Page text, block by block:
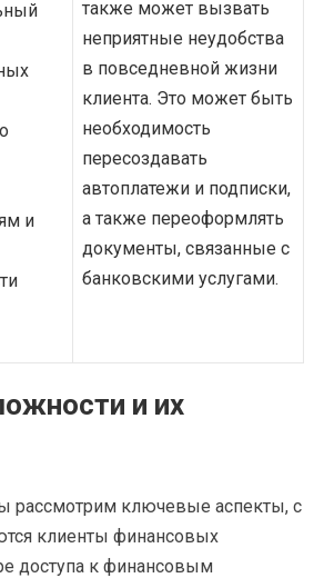
и
также может вызвать
неприятные неудобства
в повседневной жизни
клиента. Это может быть
необходимость
пересоздавать
автоплатежи и подписки,
а также переоформлять
документы, связанные с
банковскими услугами.
и их
рассмотрим ключевые аспекты, с
клиенты финансовых
доступа к финансовым